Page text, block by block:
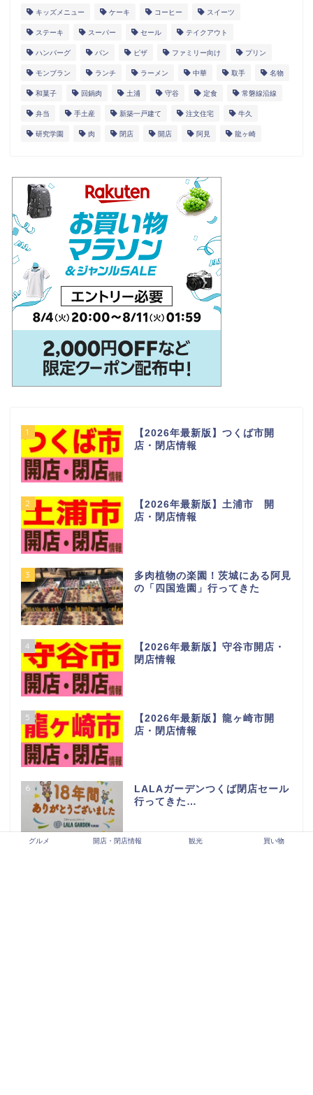
キッズメニュー ケーキ コーヒー スイーツ
ステーキ スーパー セール テイクアウト
ハンバーグ パン ピザ ファミリー向け プリン
モンブラン ランチ ラーメン 中華 取手 名物
和菓子 回鍋肉 土浦 守谷 定食 常磐線沿線
弁当 手土産 新築一戸建て 注文住宅 牛久
研究学園 肉 閉店 開店 阿見 龍ヶ崎
1
【2026年最新版】つくば市開
店・閉店情報
2
【2026年最新版】土浦市 開
店・閉店情報
3
多肉植物の楽園！茨城にある阿見
の「四国造園」行ってきた
4
【2026年最新版】守谷市開店・
閉店情報
5
【2026年最新版】龍ヶ崎市開
店・閉店情報
6
LALAガーデンつくば閉店セール
行ってきた…
グルメ 開店・閉店情報 観光 買い物